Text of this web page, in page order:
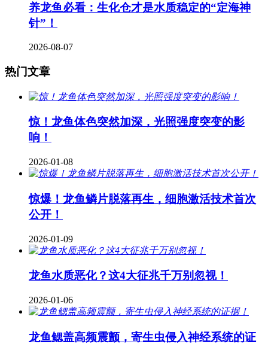
养龙鱼必看：生化仓才是水质稳定的“定海神
针”！
2026-08-07
热门文章
惊！龙鱼体色突然加深，光照强度突变的影
响！
2026-01-08
惊爆！龙鱼鳞片脱落再生，细胞激活技术首次
公开！
2026-01-09
龙鱼水质恶化？这4大征兆千万别忽视！
2026-01-06
龙鱼鳃盖高频震颤，寄生虫侵入神经系统的证